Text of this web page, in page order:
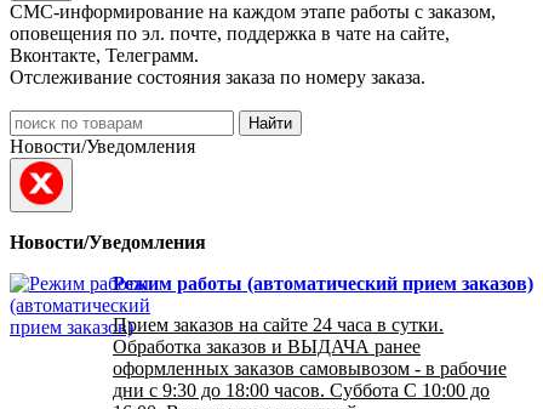
СМС-информирование на каждом этапе работы с заказом,
оповещения по эл. почте, поддержка в чате на сайте,
Вконтакте, Телеграмм.
Отслеживание состояния заказа по номеру заказа.
Найти
Новости/Уведомления
Новости/Уведомления
Режим работы (автоматический прием заказов)
Прием заказов на сайте 24 часа в сутки.
Обработка заказов и ВЫДАЧА ранее
оформленных заказов самовывозом - в рабочие
дни с 9:30 до 18:00 часов. Суббота С 10:00 до